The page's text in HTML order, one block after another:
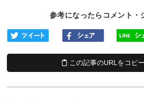
参考になったらコメント・
この記事のURLをコピ